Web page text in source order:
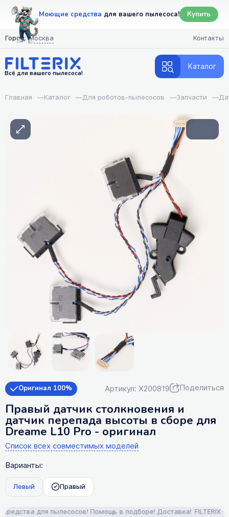
Моющие средства для вашего пылесоса! Купить
Город: Москва Контакты
Всё для вашего пылесоса!
Каталог
Главная —Каталог —Для роботов-пылесосов —Запчасти —
Оригинал 100% Артикул: X200819 Поделиться
Правый датчик столкновения и
датчик перепада высоты в сборе для
Dreame L10 Pro - оригинал
Список всех совместимых моделей
Варианты:
Левый Правый
для пылесосов! Помощь в подборе! Доставка! FILTERIX —